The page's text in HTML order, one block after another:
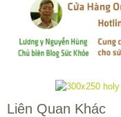
Liên Quan Khác